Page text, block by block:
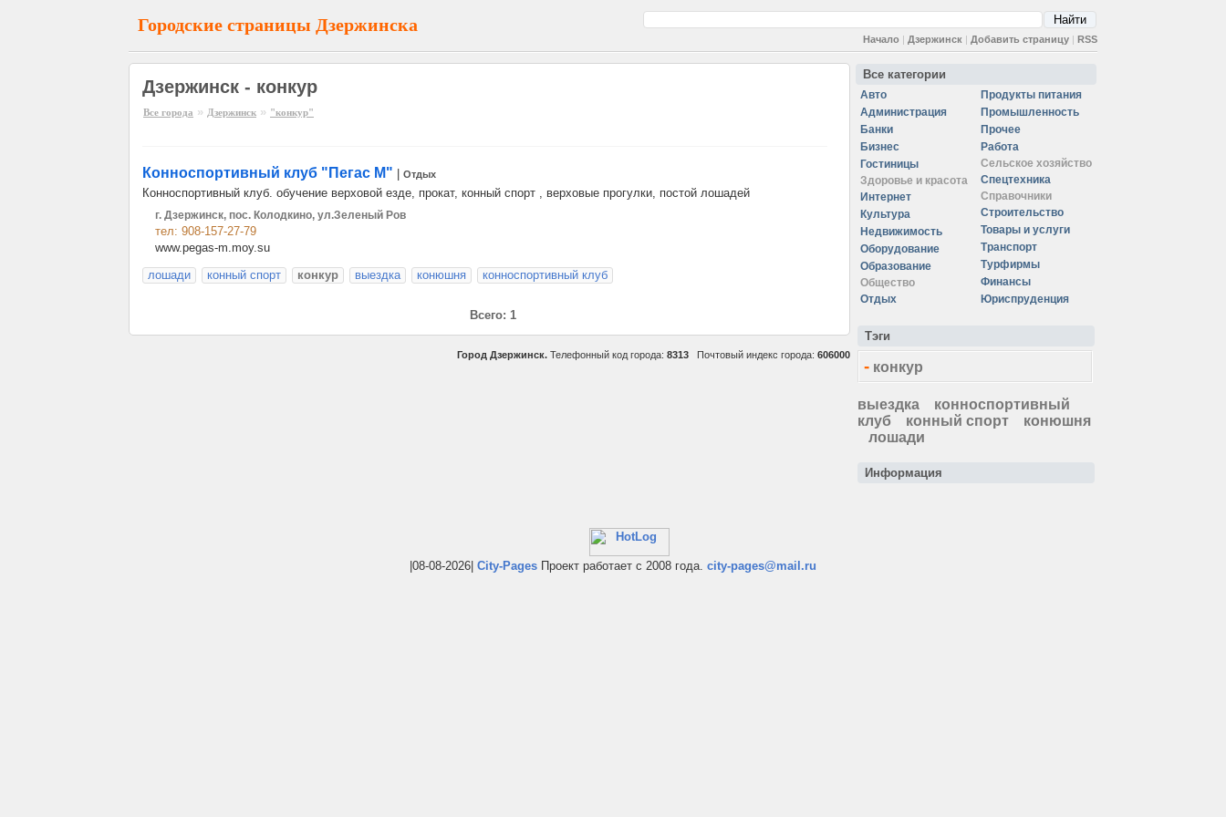
Городские страницы Дзержинска
Начало | Дзержинск | Добавить страницу | RSS
Дзержинск - конкур
Все города » Дзержинск » "конкур"
Конноспортивный клуб "Пегас М" Отдых
Конноспортивный клуб. обучение верховой езде, прокат, конный спорт , верховые прогулки, постой лошадей
г. Дзержинск, пос. Колодкино, ул.Зеленый Ров
тел: 908-157-27-79
www.pegas-m.moy.su
лошади
конный спорт конкур выездка конюшня конноспортивный клуб
Всего: 1
Город Дзержинск. Телефонный код города: 8313 Почтовый индекс города: 606000
Все категории
Авто
Администрация
Банки
Бизнес
Гостиницы
Здоровье и красота
Интернет
Культура
Недвижимость
Оборудование
Образование
Общество
Отдых
Продукты питания
Промышленность
Прочее
Работа
Сельское хозяйство
Спецтехника
Справочники
Строительство
Товары и услуги
Транспорт
Турфирмы
Финансы
Юриспруденция
Тэги
- конкур
выездка
конноспортивный
клуб
конный спорт
конюшня
лошади
Информация
|08-08-2026| City-Pages Проект работает с 2008 года. city-pages@mail.ru